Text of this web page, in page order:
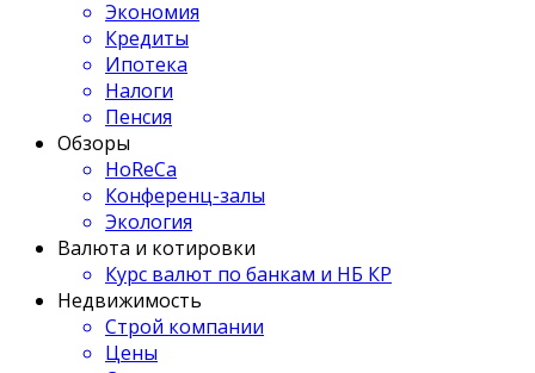
Экономия
Кредиты
Ипотека
Налоги
Пенсия
Обзоры
HoReCa
Конференц-залы
Экология
Валюта и котировки
Курс валют по банкам и НБ КР
Недвижимость
Строй компании
Цены